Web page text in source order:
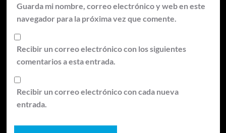
Guarda mi nombre, correo electrónico y web en este
navegador para la próxima vez que comente.
Recibir un correo electrónico con los siguientes
comentarios a esta entrada.
Recibir un correo electrónico con cada nueva
entrada.